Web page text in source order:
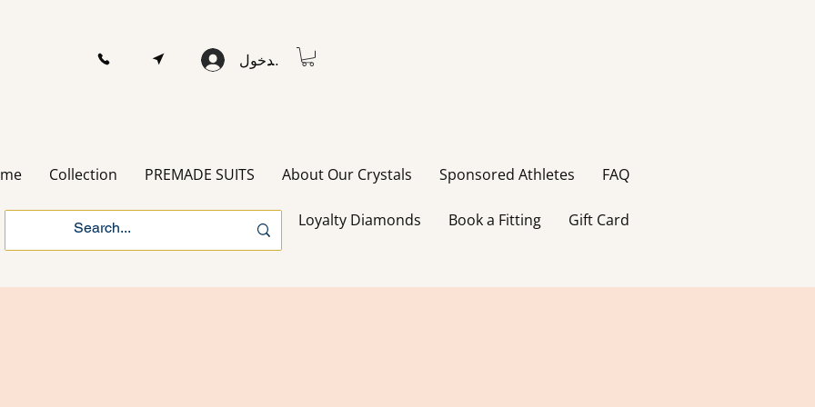
تسجيل الدخول
Collection PREMADE SUITS About Our Crystals Sponsored Athletes FAQ
Loyalty Diamonds Book a Fitting Gift Card